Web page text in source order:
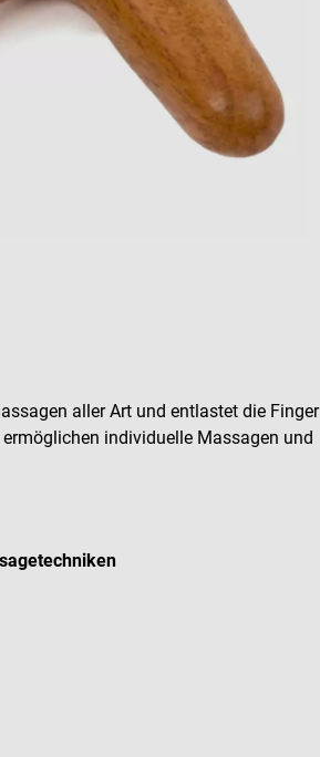
aller Art und entlastet die Finger
ermöglichen individuelle Massagen und